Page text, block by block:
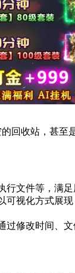
回收站，甚至
文件等，满足
视化方式展
修改时间、